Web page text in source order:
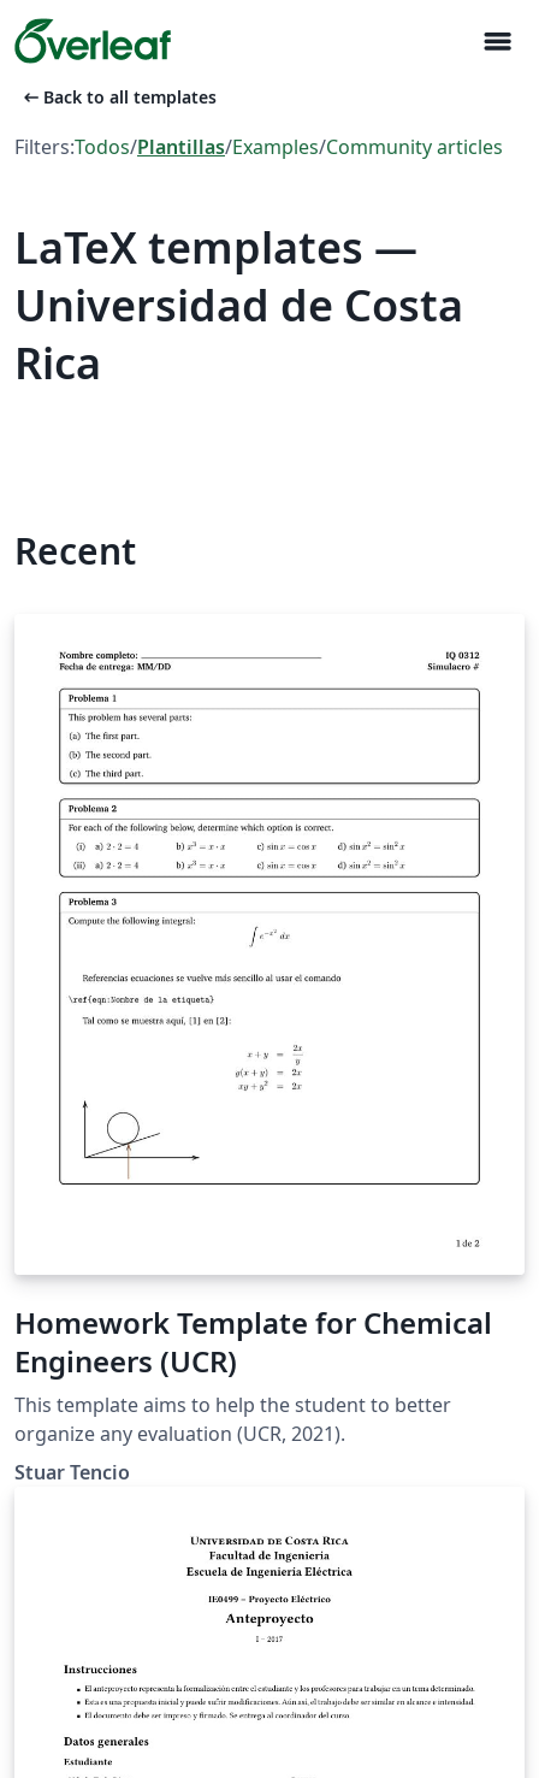
menu
arrow_left_alt Back to all templates
Filters:Todos/Plantillas/Examples/Community articles
LaTeX templates —
Universidad de Costa
Rica
Recent
Homework Template for Chemical
Engineers (UCR)
This template aims to help the student to better
organize any evaluation (UCR, 2021).
Stuar Tencio